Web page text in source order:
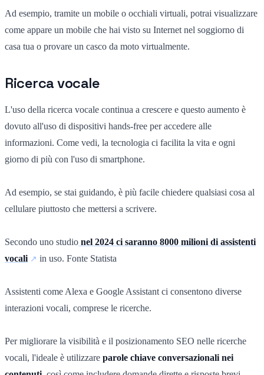
Ad esempio, tramite un mobile o occhiali virtuali, potrai visualizzare
come appare un mobile che hai visto su Internet nel soggiorno di
casa tua o provare un casco da moto virtualmente.
Ricerca vocale
L'uso della ricerca vocale continua a crescere e questo aumento è
dovuto all'uso di dispositivi hands-free per accedere alle
informazioni. Come vedi, la tecnologia ci facilita la vita e ogni
giorno di più con l'uso di smartphone.
Ad esempio, se stai guidando, è più facile chiedere qualsiasi cosa al
cellulare piuttosto che mettersi a scrivere.
Secondo uno studio nel 2024 ci saranno 8000 milioni di assistenti
vocali
in uso. Fonte Statista
Assistenti come Alexa e Google Assistant ci consentono diverse
interazioni vocali, comprese le ricerche.
Per migliorare la visibilità e il posizionamento SEO nelle ricerche
vocali, l'ideale è utilizzare parole chiave conversazionali nei